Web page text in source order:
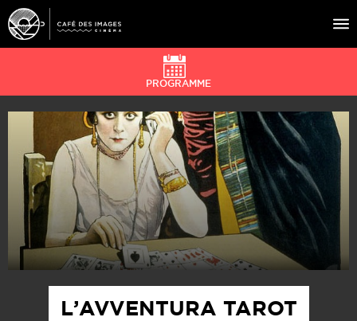
À L’AFFICHE
ÉVÉNEMENTS
CAFÉ DU CINÉ
PRATIQUE
ÉDUCATION AUX IMAGES
PROGRAMME
L’AVVENTURA TAROT